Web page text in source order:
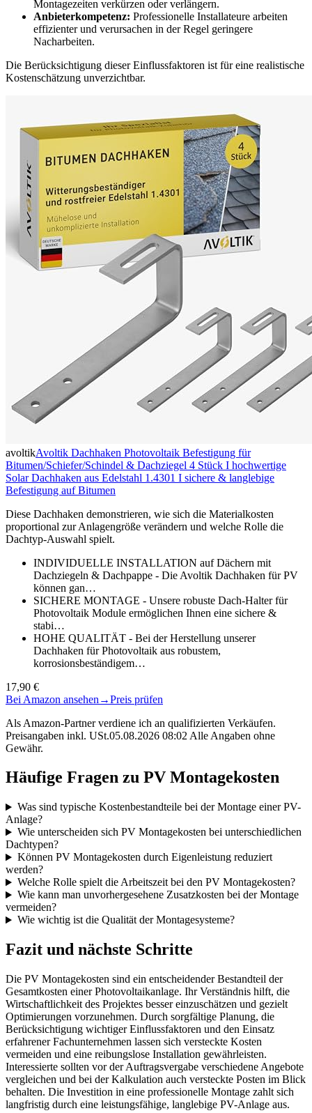
Montagezeiten verkürzen oder verlängern.
Anbieterkompetenz: Professionelle Installateure arbeiten
effizienter und verursachen in der Regel geringere
Nacharbeiten.
Die Berücksichtigung dieser Einflussfaktoren ist für eine realistische
Kostenschätzung unverzichtbar.
avoltikAvoltik Dachhaken Photovoltaik Befestigung für
Bitumen/Schiefer/Schindel & Dachziegel 4 Stück I hochwertige
Solar Dachhaken aus Edelstahl 1.4301 I sichere & langlebige
Befestigung auf Bitumen
Diese Dachhaken demonstrieren, wie sich die Materialkosten
proportional zur Anlagengröße verändern und welche Rolle die
Dachtyp-Auswahl spielt.
INDIVIDUELLE INSTALLATION auf Dächern mit
Dachziegeln & Dachpappe - Die Avoltik Dachhaken für PV
können gan…
SICHERE MONTAGE - Unsere robuste Dach-Halter für
Photovoltaik Module ermöglichen Ihnen eine sichere &
stabi…
HOHE QUALITÄT - Bei der Herstellung unserer
Dachhaken für Photovoltaik aus robustem,
korrosionsbeständigem…
17,90 €
Bei Amazon ansehen →Preis prüfen
Als Amazon-Partner verdiene ich an qualifizierten Verkäufen.
Preisangaben inkl. USt.05.08.2026 08:02 Alle Angaben ohne
Gewähr.
Häufige Fragen zu PV Montagekosten
Was sind typische Kostenbestandteile bei der Montage einer PV-
Anlage?
Wie unterscheiden sich PV Montagekosten bei unterschiedlichen
Dachtypen?
Können PV Montagekosten durch Eigenleistung reduziert
werden?
Welche Rolle spielt die Arbeitszeit bei den PV Montagekosten?
Wie kann man unvorhergesehene Zusatzkosten bei der Montage
vermeiden?
Wie wichtig ist die Qualität der Montagesysteme?
Fazit und nächste Schritte
Die PV Montagekosten sind ein entscheidender Bestandteil der
Gesamtkosten einer Photovoltaikanlage. Ihr Verständnis hilft, die
Wirtschaftlichkeit des Projektes besser einzuschätzen und gezielt
Optimierungen vorzunehmen. Durch sorgfältige Planung, die
Berücksichtigung wichtiger Einflussfaktoren und den Einsatz
erfahrener Fachunternehmen lassen sich versteckte Kosten
vermeiden und eine reibungslose Installation gewährleisten.
Interessierte sollten vor der Auftragsvergabe verschiedene Angebote
vergleichen und bei der Kalkulation auch versteckte Posten im Blick
behalten. Die Investition in eine professionelle Montage zahlt sich
langfristig durch eine leistungsfähige, langlebige PV-Anlage aus.